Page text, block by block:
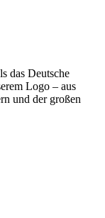
das Deutsche
Logo – aus
und der großen